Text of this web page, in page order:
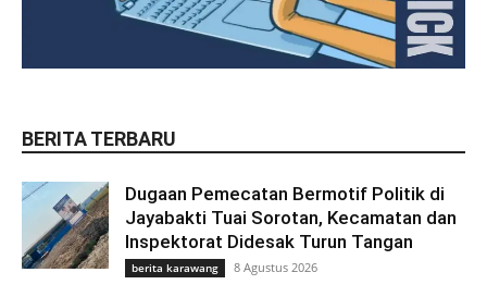
BERITA TERBARU
Dugaan Pemecatan Bermotif Politik di
Jayabakti Tuai Sorotan, Kecamatan dan
Inspektorat Didesak Turun Tangan
berita karawang 8 Agustus 2026